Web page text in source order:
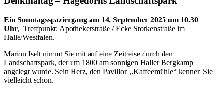
Ein Sonntagsspaziergang am 14. September 2025 um 10.30
Uhr, Treffpunkt: Apothekerstraße / Ecke Storkenstraße im
Halle/Westfalen.
Marion Iselt nimmt Sie mit auf eine Zeitreise durch den
Landschaftspark, der um 1800 am sonnigen Haller Bergkamp
angelegt wurde. Sein Herz, den Pavillon „Kaffeemühle“ kennen Sie
vielleicht schon.